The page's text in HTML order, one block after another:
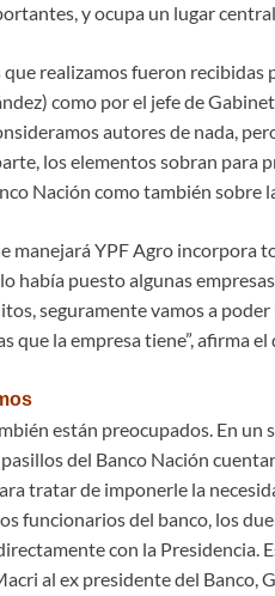
y ocupa un lugar
que realizamos fueron
como por el jefe de
autores de nada,
los elementos sobran para
Nación como también sobre
manejará YPF Agro incorpora
había puesto algunas
seguramente vamos a
que la empresa tiene”, afirma
están preocupados. En
del Banco Nación
tratar de imponerle la
funcionarios del banco, los
con la Presidencia.
al ex presidente del Banco,